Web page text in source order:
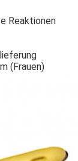
Reaktionen
(Frauen)